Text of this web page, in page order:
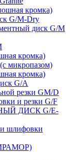
кромка)
G/M-Dry
диск G/M
кромка)
микропазом)
кромка)
G/A
резки GM/D
и резки G/F
ДИСК G/E-
шлифовки